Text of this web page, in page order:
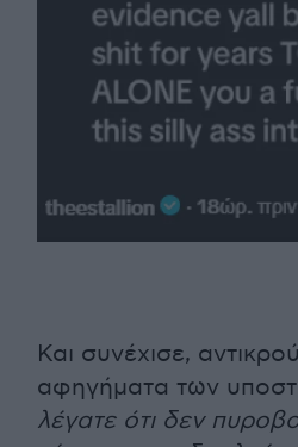
Και συνέχισε,
αφηγήματα των
λέγατε ότι δεν